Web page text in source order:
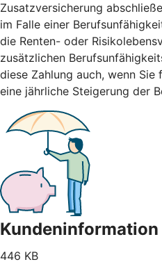
Zusatzversicherung
im Falle einer
die Renten- oder
zusätzlichen
diese Zahlung auch, wenn Sie
eine jährliche Steigerung der
Kundeninformation
446 KB